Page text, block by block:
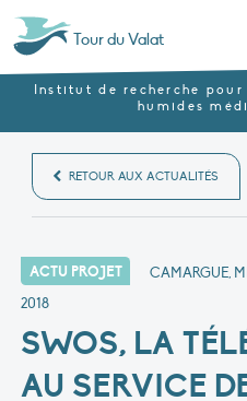
Tour du Valat
Institut de recherche
humides
RETOUR AUX ACTUALITÉS
ACTU PROJET CAMARGUE,
2018
SWOS, LA
AU SERVICE